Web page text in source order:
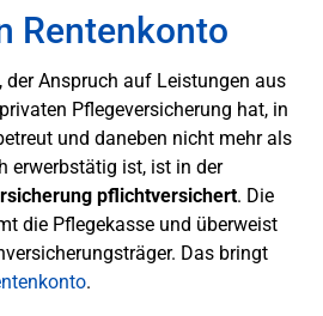
Rentenkonto
der Anspruch auf Leistungen aus
Pflegeversicherung hat, in
und daneben nicht mehr als
erwerbstätig ist, ist in der
pflichtversichert. Die
die Pflegekasse und überweist
Das bringt
.